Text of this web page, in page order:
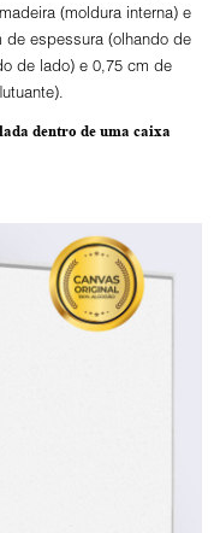
(moldura interna) e
de espessura (olhando de
de lado) e 0,75 cm de
dentro de uma caixa